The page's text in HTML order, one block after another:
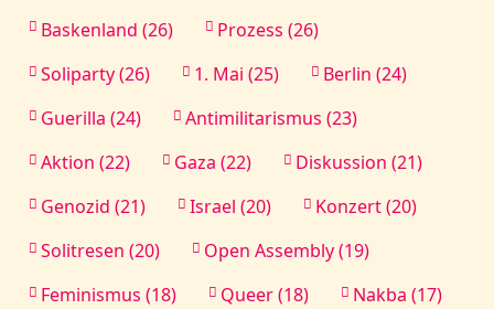
Baskenland (26)
Prozess (26)
Soliparty (26)
1. Mai (25)
Berlin (24)
Guerilla (24)
Antimilitarismus (23)
Aktion (22)
Gaza (22)
Diskussion (21)
Genozid (21)
Israel (20)
Konzert (20)
Solitresen (20)
Open Assembly (19)
Feminismus (18)
Queer (18)
Nakba (17)